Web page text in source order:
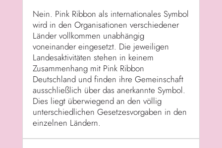
Nein. Pink Ribbon als internationales Symbol
wird in den Organisationen verschiedener
Länder vollkommen unabhängig
voneinander eingesetzt. Die jeweiligen
Landesaktivitäten stehen in keinem
Zusammenhang mit Pink Ribbon
Deutschland und finden ihre Gemeinschaft
ausschließlich über das anerkannte Symbol.
Dies liegt überwiegend an den völlig
unterschiedlichen Gesetzesvorgaben in den
einzelnen Ländern.